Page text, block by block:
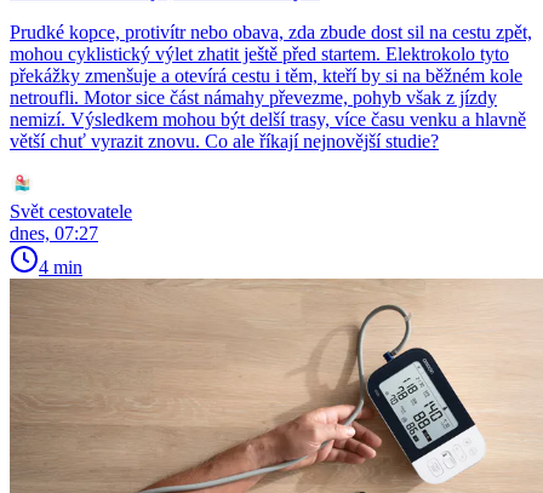
Prudké kopce, protivítr nebo obava, zda zbude dost sil na cestu zpět,
mohou cyklistický výlet zhatit ještě před startem. Elektrokolo tyto
překážky zmenšuje a otevírá cestu i těm, kteří by si na běžném kole
netroufli. Motor sice část námahy převezme, pohyb však z jízdy
nemizí. Výsledkem mohou být delší trasy, více času venku a hlavně
větší chuť vyrazit znovu. Co ale říkají nejnovější studie?
Svět cestovatele
dnes, 07:27
4 min